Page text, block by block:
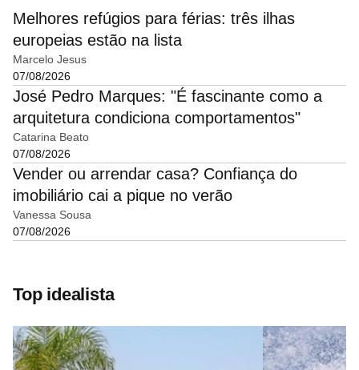
Melhores refúgios para férias: três ilhas
europeias estão na lista
Marcelo Jesus
07/08/2026
José Pedro Marques: "É fascinante como a
arquitetura condiciona comportamentos"
Catarina Beato
07/08/2026
Vender ou arrendar casa? Confiança do
imobiliário cai a pique no verão
Vanessa Sousa
07/08/2026
Top idealista